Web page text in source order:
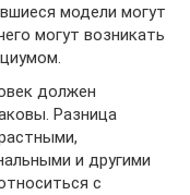
модели могут
могут возникать
должен
Разница
и другими
с